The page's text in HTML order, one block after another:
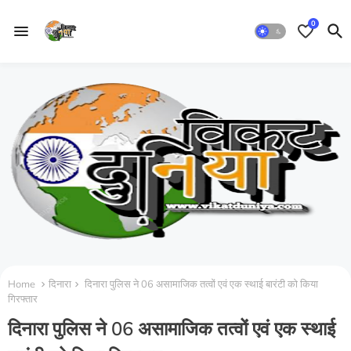
0
Home दिनारा
दिनारा पुलिस ने 06 असामाजिक तत्वों एवं एक स्थाई बारंटी को किया
गिरफ्तार
दिनारा पुलिस ने 06 असामाजिक तत्वों एवं एक स्थाई